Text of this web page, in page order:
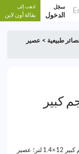
سجَل
الدخول
اذهب إلى
بقالة أون لاين
طبيعية > عصير
كبير
للبيع بالجملة – عصير برتقال المراعي طبيعي حجم كبير 12×1.4 لتر؛ عصير